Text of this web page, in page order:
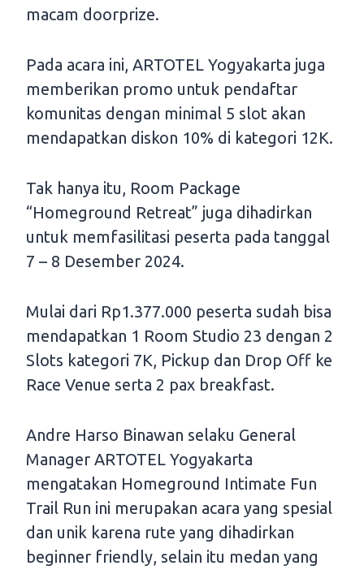
macam doorprize.
Pada acara ini, ARTOTEL Yogyakarta juga
memberikan promo untuk pendaftar
komunitas dengan minimal 5 slot akan
mendapatkan diskon 10% di kategori 12K.
Tak hanya itu, Room Package
“Homeground Retreat” juga dihadirkan
untuk memfasilitasi peserta pada tanggal
7 – 8 Desember 2024.
Mulai dari Rp1.377.000 peserta sudah bisa
mendapatkan 1 Room Studio 23 dengan 2
Slots kategori 7K, Pickup dan Drop Off ke
Race Venue serta 2 pax breakfast.
Andre Harso Binawan selaku General
Manager ARTOTEL Yogyakarta
mengatakan Homeground Intimate Fun
Trail Run ini merupakan acara yang spesial
dan unik karena rute yang dihadirkan
beginner friendly, selain itu medan yang